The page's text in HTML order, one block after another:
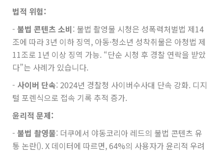
법적 위험:
- 불법 콘텐츠 소비: 불법 촬영물 시청은 성폭력처벌법 제14
조에 따라 3년 이하 징역, 아동·청소년 성착취물은 아청법 제
11조로 1년 이상 징역 가능. “단순 시청 후 경찰 연락을 받았
다”는 사례가 있습니다.
- 사이버 단속: 2024년 경찰청 사이버수사대 단속 강화. 디지
털 포렌식으로 접속 기록 추적 증가.
윤리적 문제:
- 불법 촬영물: 더쿠에서 야동코리아 레드의 불법 콘텐츠 유
통 논란(). X 데이터에 따르면, 64%의 사용자가 윤리적 우려